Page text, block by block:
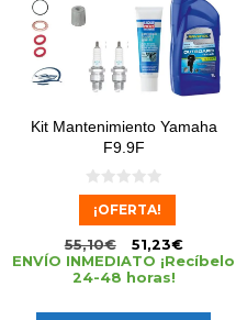
Kit Mantenimiento Yamaha
F9.9F
0
e
¡OFERTA!
55,10€ 51,23€
ENVÍO INMEDIATO ¡Recíbelo
24-48 horas!